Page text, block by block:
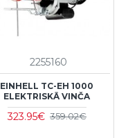
2255160
EINHELL TC-EH 1000
ELEKTRISKĀ VINČA
323.95€ 359.02€